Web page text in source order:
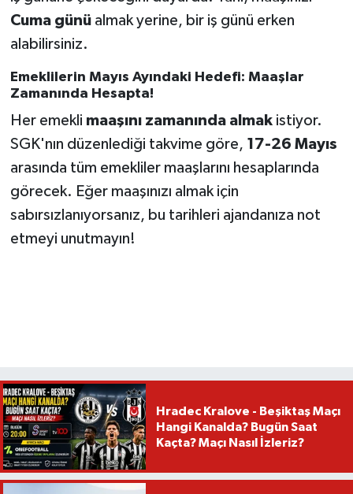
Cuma günüalmak yerine, bir iş günü erken
alabilirsiniz.
Emeklilerin Mayıs Ayındaki Hedefi: Maaşlar
Zamanında Hesapta!
Her emekli maaşını zamanında almakistiyor.
SGK'nın düzenlediği takvime göre, 17-26 Mayıs
arasında tüm emekliler maaşlarını hesaplarında
görecek. Eğer maaşınızı almak için
sabırsızlanıyorsanız, bu tarihleri ajandanıza not
etmeyi unutmayın!
Hradec Kralove - Beşiktaş Maçı
Hangi Kanalda? Bugün Saat
Kaçta? Maçı Nasıl İzleriz?